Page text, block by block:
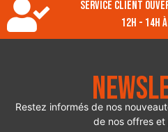
Service client
12h - 14h
Restez informés de nos
de nos offres et